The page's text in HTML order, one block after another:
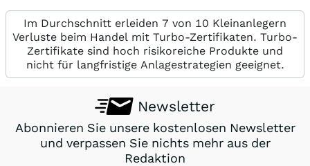
Im Durchschnitt erleiden 7 von 10 Kleinanlegern
Verluste beim Handel mit Turbo-Zertifikaten. Turbo-
Zertifikate sind hoch risikoreiche Produkte und
nicht für langfristige Anlagestrategien geeignet.
Newsletter
Abonnieren Sie unsere kostenlosen Newsletter
und verpassen Sie nichts mehr aus der
Redaktion